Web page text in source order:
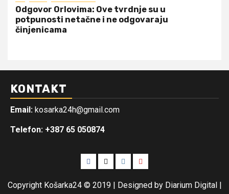
Odgovor Orlovima: ​Ove tvrdnje su u
potpunosti netačne i ne odgovaraju
činjenicama
KONTAKT
Email: kosarka24h@gmail.com
Telefon: +387 65 050874
Facebook
TwitterInstagramYoutube
Copyright Košarka24 © 2019 | Designed by Diarium Digital |